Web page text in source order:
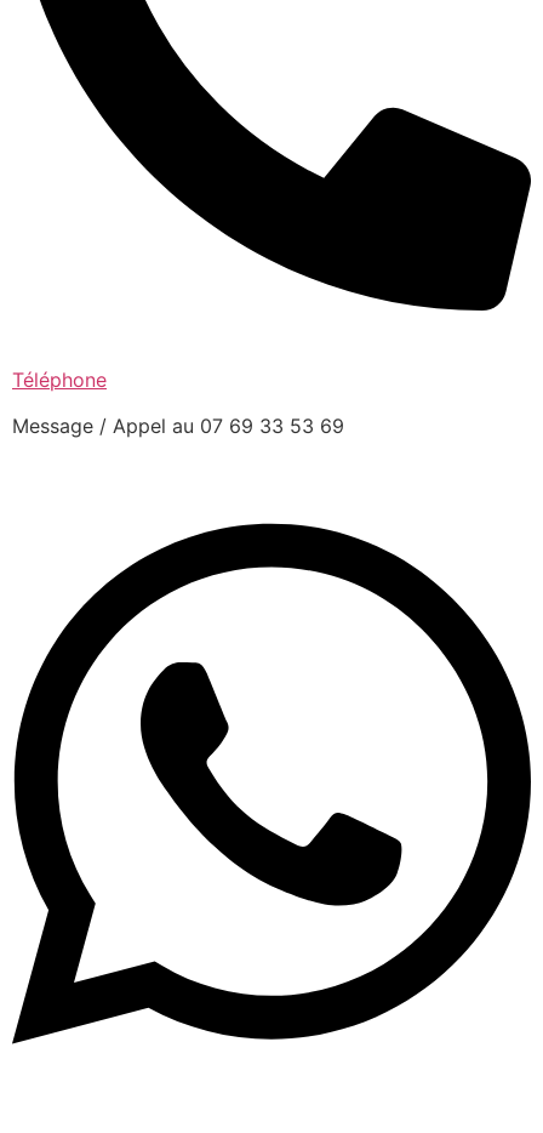
Téléphone
Message / Appel au 07 69 33 53 69